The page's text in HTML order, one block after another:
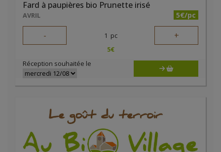
Fard à paupières bio Prunette irisé
AVRIL 5€/pc
- 1 pc +
5€
Réception souhaitée le